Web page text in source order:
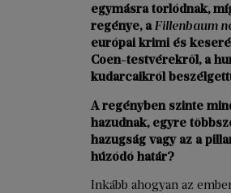
egymásra torlódnak,
regénye, aFillenbaum
európai krimi és
Coen-testvérekről, a
kudarcaikról
A regényben szinte
hazudnak, egyre
hazugság vagy az a
húzódó határ?
Inkább ahogyan az